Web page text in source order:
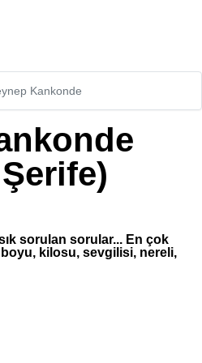
Kankonde
sorulan sorular... En çok
kilosu, sevgilisi, nereli,